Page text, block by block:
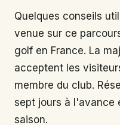
Quelques conseils
venue sur ce
golf en France. La
acceptent les
membre du club.
sept jours à l'avance
saison.